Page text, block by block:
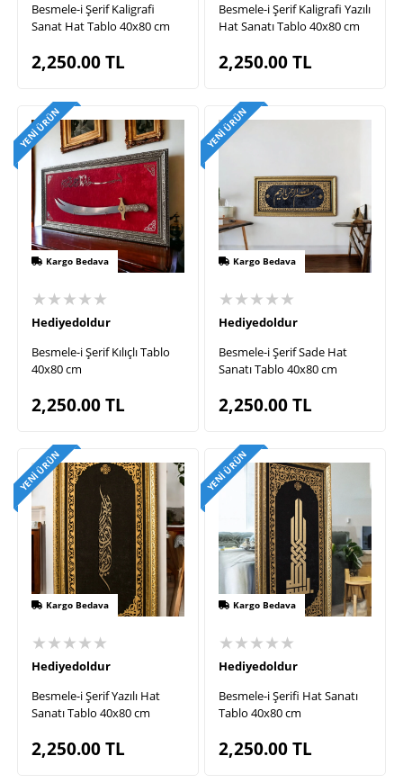
Besmele-i Şerif Kaligrafi
Sanat Hat Tablo 40x80 cm
2,250.00TL
Besmele-i Şerif Kaligrafi Yazılı
Hat Sanatı Tablo 40x80 cm
2,250.00TL
YENI ÜRÜN
Kargo Bedava
★★★★★
Hediyedoldur
Besmele-i Şerif Kılıçlı Tablo
40x80 cm
2,250.00TL
YENI ÜRÜN
Kargo Bedava
★★★★★
Hediyedoldur
Besmele-i Şerif Sade Hat
Sanatı Tablo 40x80 cm
2,250.00TL
YENI ÜRÜN
Kargo Bedava
★★★★★
Hediyedoldur
Besmele-i Şerif Yazılı Hat
Sanatı Tablo 40x80 cm
2,250.00TL
YENI ÜRÜN
Kargo Bedava
★★★★★
Hediyedoldur
Besmele-i Şerifi Hat Sanatı
Tablo 40x80 cm
2,250.00TL